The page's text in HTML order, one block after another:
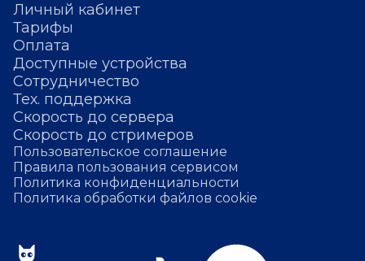
Личный кабинет
Тарифы
Оплата
Доступные устройства
Сотрудничество
Тех. поддержка
Скорость до сервера
Скорость до стримеров
Пользовательское соглашение
Правила пользования сервисом
Политика конфиденциальности
Политика обработки файлов cookie